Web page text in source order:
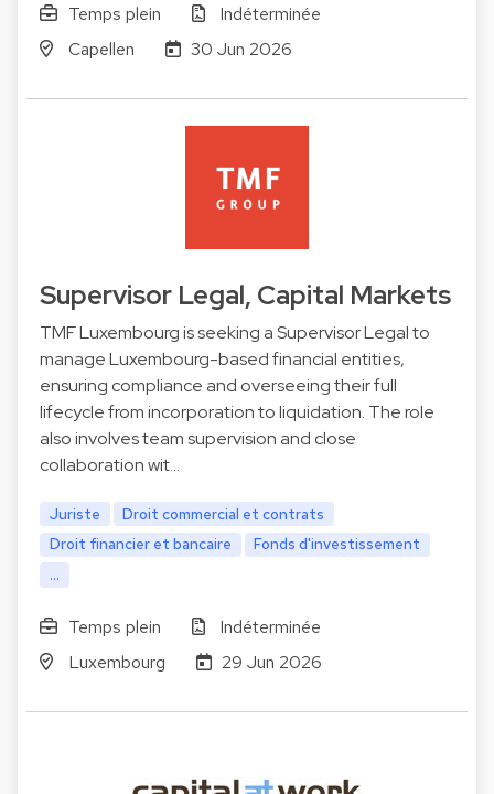
Temps plein
Indéterminée
Capellen
30 Jun 2026
Supervisor Legal, Capital Markets
TMF Luxembourg is seeking a Supervisor Legal to
manage Luxembourg-based financial entities,
ensuring compliance and overseeing their full
lifecycle from incorporation to liquidation. The role
also involves team supervision and close
collaboration wit…
Juriste
Droit commercial et contrats
Droit financier et bancaire
Fonds d'investissement
...
Temps plein
Indéterminée
Luxembourg
29 Jun 2026